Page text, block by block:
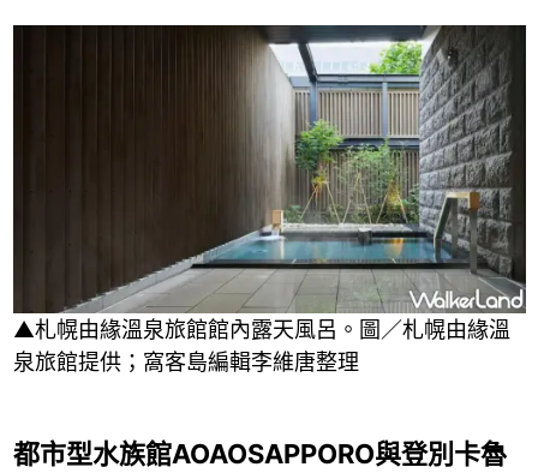
▲札幌由緣溫泉旅館館內露天風呂。圖／札幌由緣溫
泉旅館提供；窩客島編輯李維唐整理
都市型水族館AOAOSAPPORO與登別卡魯